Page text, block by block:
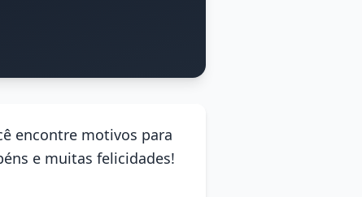
encontre motivos para
e muitas felicidades!